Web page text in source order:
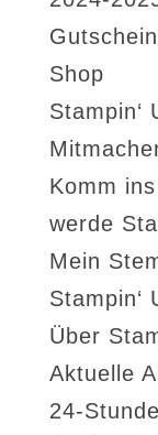
Shop
Stampin‘
Komm
werde
Mein
Stampin‘
Über
Aktuelle
24-